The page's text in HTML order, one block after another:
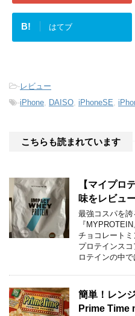
B! はてブ
-レビュー
-iPhone DAISO iPhoneSE
こちらも読まれています
【マイプロ
味をレビュー
最強コスパを
『
チョコレート
プロテインス
ロテインの中で
簡単！レン
Prime Time